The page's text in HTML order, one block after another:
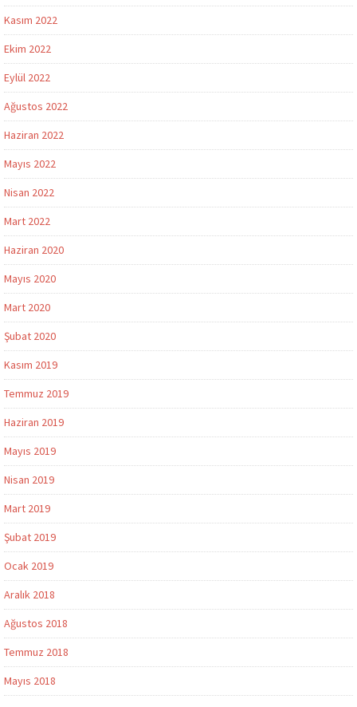
Kasım 2022
Ekim 2022
Eylül 2022
Ağustos 2022
Haziran 2022
Mayıs 2022
Nisan 2022
Mart 2022
Haziran 2020
Mayıs 2020
Mart 2020
Şubat 2020
Kasım 2019
Temmuz 2019
Haziran 2019
Mayıs 2019
Nisan 2019
Mart 2019
Şubat 2019
Ocak 2019
Aralık 2018
Ağustos 2018
Temmuz 2018
Mayıs 2018